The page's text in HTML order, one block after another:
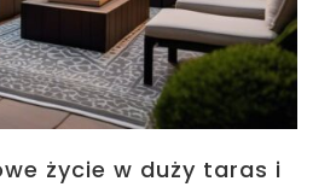
życie w duży taras i